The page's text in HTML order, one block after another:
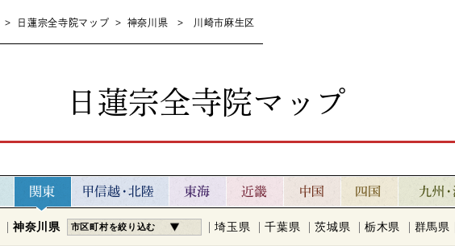
> 日蓮宗全寺院マップ > 神奈川県 > 川崎市麻生区
日蓮宗全寺院マップ
神奈川県 市区町村を絞り込む 埼玉県 千葉県 茨城県 栃木県 群馬県